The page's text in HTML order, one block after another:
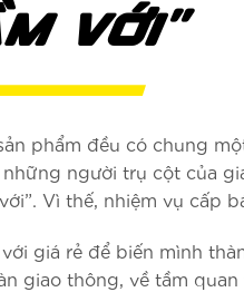
VỚI”
phẩm đều có chung
người trụ cột của
Vì thế, nhiệm vụ cấp
giá rẻ để biến mình
thông, về tầm